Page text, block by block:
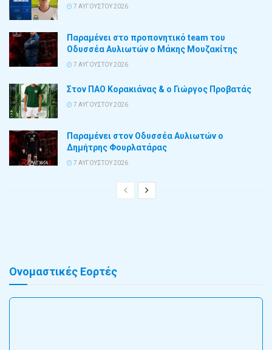
7 ΑΥΓΟΎΣΤΟΥ 2026
Παραμένει στο προπονητικό team του
Οδυσσέα Αυλιωτών ο Μάκης Μουζακίτης
7 ΑΥΓΟΎΣΤΟΥ 2026
Στον ΠΑΟ Κορακιάνας & ο Γιώργος Προβατάς
7 ΑΥΓΟΎΣΤΟΥ 2026
Παραμένει στον Οδυσσέα Αυλιωτών ο
Δημήτρης Φουρλατάρας
7 ΑΥΓΟΎΣΤΟΥ 2026
Ονομαστικές Εορτές